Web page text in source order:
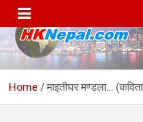
content
HKNepal.com –
सञ्चालित पहिलो
hknepal, hknepal.com, hk nepal, hk
Home माइतीघर मण्डला…